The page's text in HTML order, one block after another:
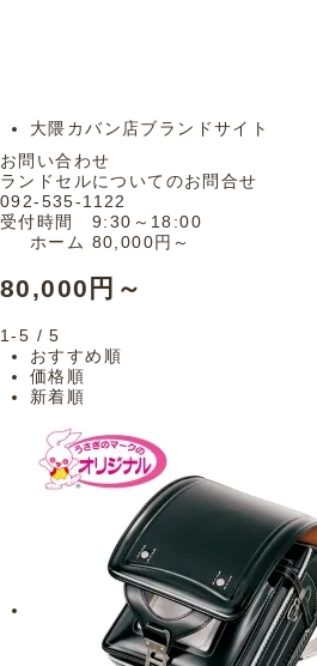
大隈カバン店ブランドサイト
お問い合わせ
ランドセルについてのお問合せ
092-535-1122
受付時間 9:30～18:00
ホーム 80,000円～
80,000円～
1-5 / 5
おすすめ順
価格順
新着順